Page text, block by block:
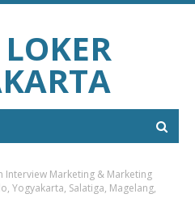
Interview Marketing & Marketing
Yogyakarta, Salatiga, Magelang,